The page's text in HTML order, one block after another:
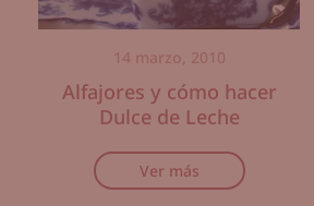
14 marzo, 2010
Alfajores y cómo hacer
Dulce de Leche
Ver más